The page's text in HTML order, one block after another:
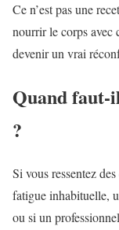
Ce n’est pas une
nourrir le corps avec
devenir un vrai
Quand faut-
?
Si vous ressentez
fatigue inhabituelle,
ou si un